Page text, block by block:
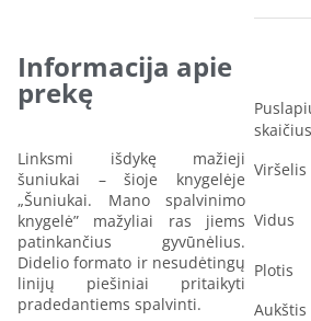
Informacija apie
prekę
Linksmi išdykę mažieji
šuniukai – šioje knygelėje
„Šuniukai. Mano spalvinimo
knygelė” mažyliai ras jiems
patinkančius gyvūnėlius.
Didelio formato ir nesudėtingų
linijų piešiniai pritaikyti
pradedantiems spalvinti.
skaičius
Viršelis
Vidus
Plotis
Aukštis